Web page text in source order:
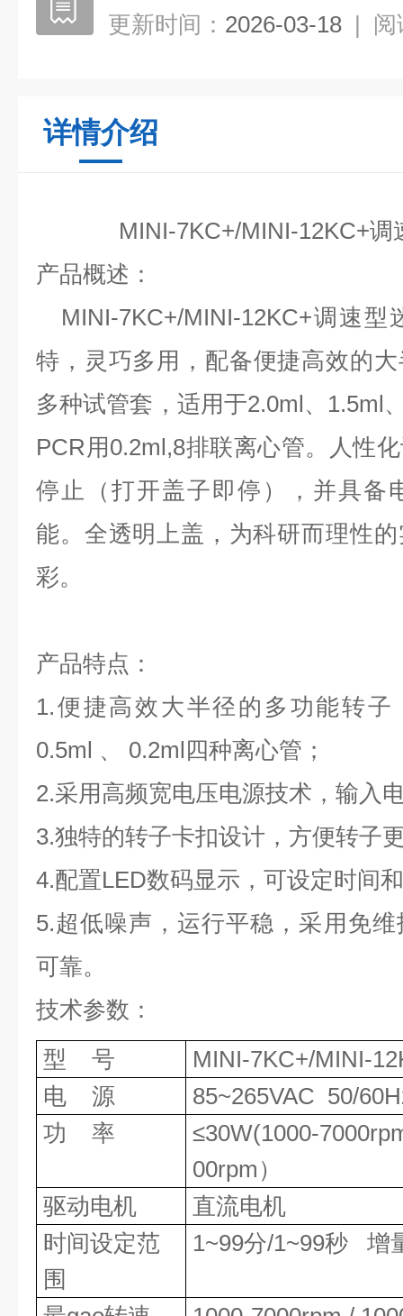
更新时间： 2026-03-18 | 阅
详情介绍
MINI-7KC+/MINI-12KC+调
产品概述：
MINI-7KC+/MINI-12KC+调速型
特，灵巧多用，配备便捷高效的
多种试管套，适用于2.0ml、1.5ml
PCR用0.2ml,8排联离心管。人性
停止（打开盖子即停），并具备
能。全透明上盖，为科研而理性
彩。
产品特点 ：
1.便捷高效大半径的 多功能转子
0.5ml 、 0.2ml四种离心管 ；
2.采用高频宽电压电源技术，输入
3.独特的转子卡扣设计，方便转子
4.配置LED数码显示，可设定时间
5.超低噪声，运行平稳，采用免
可靠。
技术参数 ：
型
号 MINI-7KC+/MINI-12
电
源 85~265VAC 50/60H
功
率 ≤30W(1000-
00rpm ）
驱动电机
直流电机
时间设定范
围
1~99分/1~99秒 增